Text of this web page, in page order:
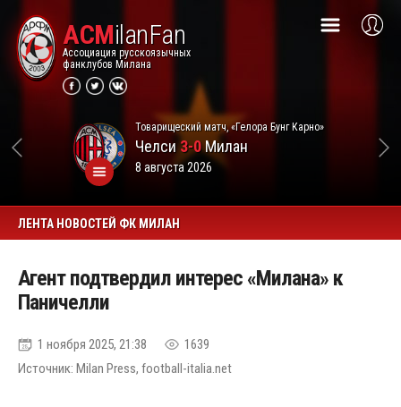
ACMilanFan
Ассоциация русскоязычных
фанклубов Милана
Товарищеский матч, «Гелора Бунг Карно»
Челси3-0Милан
8 августа 2026
ЛЕНТА НОВОСТЕЙ ФК МИЛАН
Агент подтвердил интерес «Милана» к
Паничелли
1 ноября 2025, 21:38
1639
Источник: Milan Press, football-italia.net